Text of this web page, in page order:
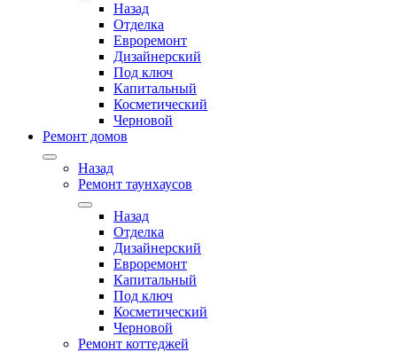
Назад
Отделка
Евроремонт
Дизайнерский
Под ключ
Капитальный
Косметический
Черновой
Ремонт домов
Назад
Ремонт таунхаусов
Назад
Отделка
Дизайнерский
Евроремонт
Капитальный
Под ключ
Косметический
Черновой
Ремонт коттеджей